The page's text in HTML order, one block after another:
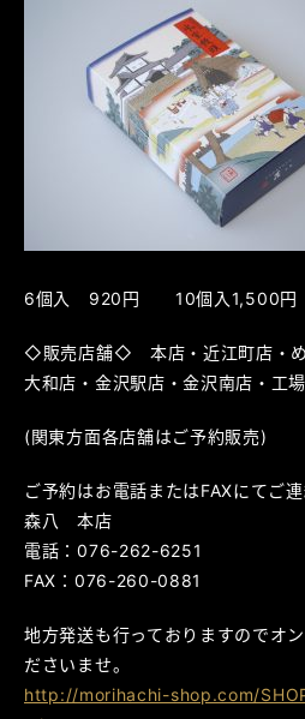
6個入 920円 10個入1,500円
◇販売店舗◇ 本店・近江町店・め
大和店・金沢駅店・金沢南店・工
(関東方面各店舗はご予約販売)
ご予約はお電話またはFAXにてご連
森八 本店
電話：076-262-6251
FAX：076-260-0881
地方発送も行っておりますのでオ
ださいませ。
http://morihachi-shop.com/